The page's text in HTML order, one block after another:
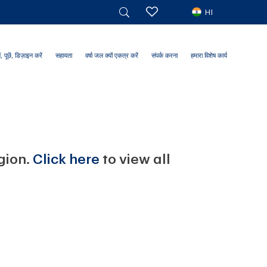
HI
पूछें, डिज़ाइन करें सहायता वर्षा जल क्यों एकत्र करें संपर्क करना हमारा विशेष कार्य
Click here to view all